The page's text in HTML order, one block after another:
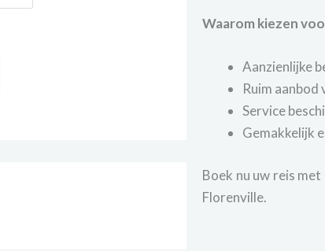
Waarom kiezen
Aanzienlijke
Ruim
Service
Gemakkelijk
Boek nu uw reis
Florenville.